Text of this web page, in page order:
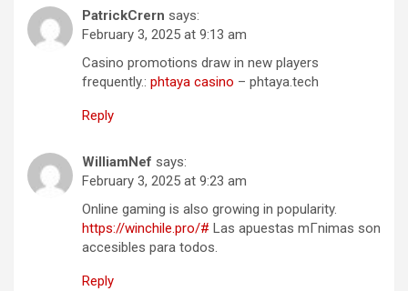
PatrickCrern says:
February 3, 2025 at 9:13 am
Casino promotions draw in new players
frequently.: phtaya casino – phtaya.tech
Reply
WilliamNef says:
February 3, 2025 at 9:23 am
Online gaming is also growing in popularity.
https://winchile.pro/# Las apuestas mГ­nimas son
accesibles para todos.
Reply